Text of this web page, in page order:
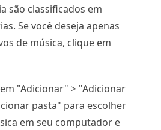
são classificados em
Se você deseja apenas
de música, clique em
"Adicionar" > "Adicionar
pasta" para escolher
em seu computador e